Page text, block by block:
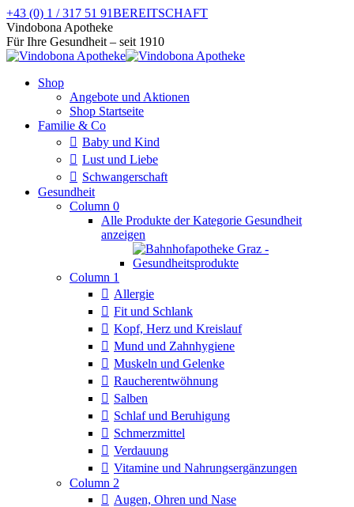
Zum
Inhalt
springen
+43 (0) 1 / 317 51 91BEREITSCHAFT
Facebook
page
opens
new
Instagram
page
opens
new
Vindobona Apotheke
Für Ihre Gesundheit – seit 1910
Shop
Angebote und Aktionen
Shop Startseite
Familie & Co
Baby und Kind
Lust und Liebe
Schwangerschaft
Gesundheit
Column 0
Alle Produkte der Kategorie Gesundheit
anzeigen
Column 1
Allergie
Fit und Schlank
Kopf, Herz und Kreislauf
Mund und Zahnhygiene
Muskeln und Gelenke
Raucherentwöhnung
Salben
Schlaf und Beruhigung
Schmerzmittel
Verdauung
Vitamine und Nahrungsergänzungen
Column 2
Augen, Ohren und Nase